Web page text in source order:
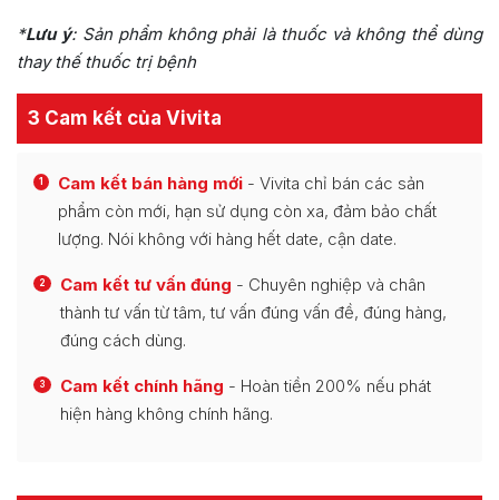
*Lưu ý: Sản phẩm không phải là thuốc và không thể dùng
thay thế thuốc trị bệnh
3 Cam kết của Vivita
1 Cam kết bán hàng mới - Vivita chỉ bán các sản
phẩm còn mới, hạn sử dụng còn xa, đảm bảo chất
lượng. Nói không với hàng hết date, cận date.
2 Cam kết tư vấn đúng - Chuyên nghiệp và chân
thành tư vấn từ tâm, tư vấn đúng vấn đề, đúng hàng,
đúng cách dùng.
3 Cam kết chính hãng - Hoàn tiền 200% nếu phát
hiện hàng không chính hãng.